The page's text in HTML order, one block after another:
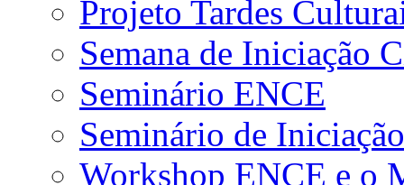
Projeto Tardes
Semana de Iniciação
Seminário ENCE
Seminário de
Workshop ENCE e o